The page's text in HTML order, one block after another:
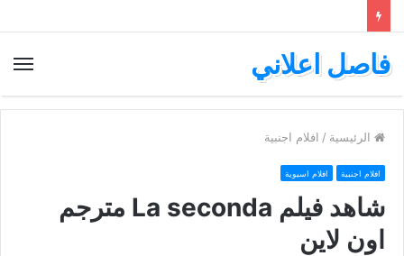
فاصل اعلاني
الرئيسية / افلام اجنبية
افلام اجنبية افلام اسيوية
شاهد فيلم La seconda مترجم
اون لاين